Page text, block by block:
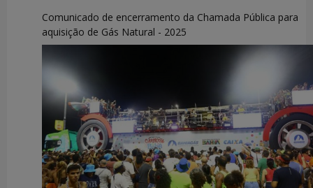
Comunicado de encerramento da Chamada Pública para
aquisição de Gás Natural - 2025